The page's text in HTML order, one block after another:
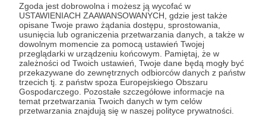
Zgoda jest dobrowolna i możesz ją wycofać w
USTAWIENIACH ZAAWANSOWANYCH, gdzie jest także
opisane Twoje prawo żądania dostępu, sprostowania,
usunięcia lub ograniczenia przetwarzania danych, a także w
dowolnym momencie za pomocą ustawień Twojej
przeglądarki w urządzeniu końcowym. Pamiętaj, że w
zależności od Twoich ustawień, Twoje dane będą mogły być
przekazywane do zewnętrznych odbiorców danych z państw
trzecich tj. z państw spoza Europejskiego Obszaru
Gospodarczego. Pozostałe szczegółowe informacje na
temat przetwarzania Twoich danych w tym celów
przetwarzania znajdują się w naszej polityce prywatności.
Kontynuuj z Google
Kontynuuj z Facebook
Kontynuuj z Apple